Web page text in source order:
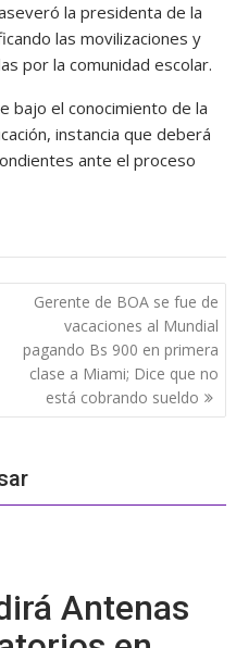
la presidenta de la
las movilizaciones y
por la comunidad escolar.
bajo el conocimiento de la
instancia que deberá
ante el proceso
Gerente de BOA se fue de
vacaciones al Mundial
pagando Bs 900 en primera
clase a Miami; Dice que no
está cobrando sueldo
Antenas